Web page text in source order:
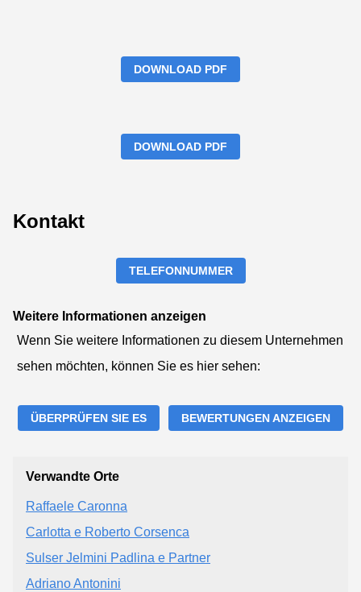
DOWNLOAD PDF
DOWNLOAD PDF
Kontakt
TELEFONNUMMER
Weitere Informationen anzeigen
Wenn Sie weitere Informationen zu diesem Unternehmen
sehen möchten, können Sie es hier sehen:
ÜBERPRÜFEN SIE ES BEWERTUNGEN ANZEIGEN
Verwandte Orte
Raffaele Caronna
Carlotta e Roberto Corsenca
Sulser Jelmini Padlina e Partner
Adriano Antonini